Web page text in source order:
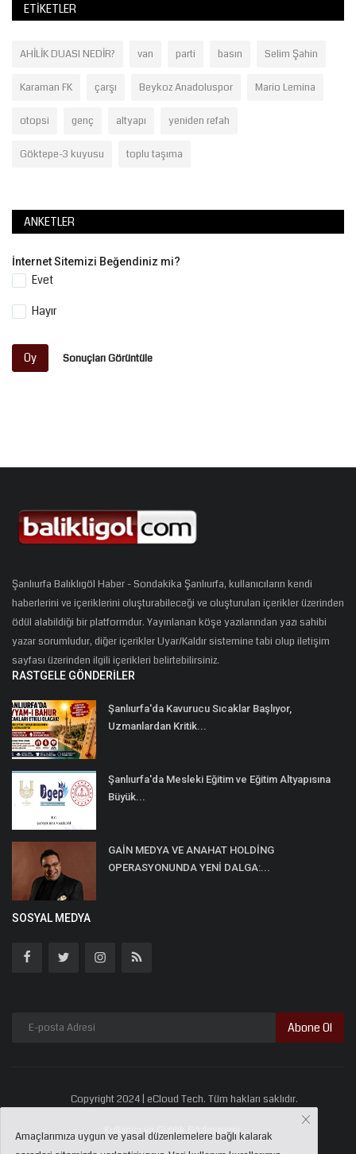
ETIKETLER
AHİLİK DUASI NEDİR? van parti basın Selim Şahin
Karaman FK çarşı Beykoz Anadoluspor Mario Lemina
otopsi genç altyapı yeniden refah
Göktepe-3 kuyusu toplu taşıma
ANKETLER
İnternet Sitemizi Beğendiniz mi?
Evet
Hayır
Oy Sonuçları Görüntüle
Şanlıurfa Balıklıgöl Haber - Sondakika Şanlıurfa, kullanıcıların kendi
haberlerini ve içeriklerini oluşturabileceği ve oluşturulan içerikler üzerinden
ödül alabildiği bir platformdur. Yayınlanan köşe yazılarından yazı sahibi
yazar sorumludur, diğer içerikler Uyar/Kaldır sistemine tabi olup iletişim
sayfası üzerinden ilgili içerikleri belirtebilirsiniz.
RASTGELE GÖNDERILER
Şanlıurfa'da Kavurucu Sıcaklar Başlıyor,
Uzmanlardan Kritik...
Şanlıurfa'da Mesleki Eğitim ve Eğitim Altyapısına
Büyük...
GAİN MEDYA VE ANAHAT HOLDİNG
OPERASYONUNDA YENİ DALGA:...
SOSYAL MEDYA
Abone Ol
Copyright 2024 | eCloud Tech. Tüm hakları saklıdır.
Kullanıcı ve Gizlilik Sözleşmesi
Amaçlarımıza uygun ve yasal düzenlemelere bağlı kalarak